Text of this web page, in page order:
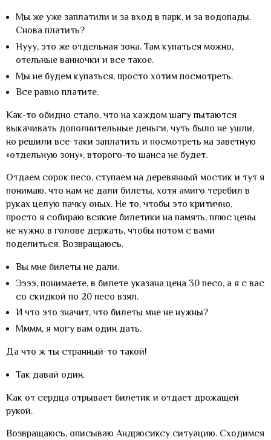
Мы же уже заплатили и за вход в парк, и за водопады.
Снова платить?
Нууу, это же отдельная зона. Там купаться можно,
отельные ванночки и все такое.
Мы не будем купаться, просто хотим посмотреть.
Все равно платите.
Как-то обидно стало, что на каждом шагу пытаются
выкачивать дополнительные деньги, чуть было не ушли,
но решили все-таки заплатить и посмотреть на заветную
«отдельную зону», второго-то шанса не будет.
Отдаем сорок песо, ступаем на деревянный мостик и тут я
понимаю, что нам не дали билеты, хотя амиго теребил в
руках целую пачку оных. Не то, чтобы это критично,
просто я собираю всякие билетики на память, плюс цены
не нужно в голове держать, чтобы потом с вами
поделиться. Возвращаюсь.
Вы мне билеты не дали.
Ээээ, понимаете, в билете указана цена 30 песо, а я с вас
со скидкой по 20 песо взял.
И что это значит, что билеты мне не нужны?
Мммм, я могу вам один дать.
Да что ж ты странный-то такой!
Так давай один.
Как от сердца отрывает билетик и отдает дрожащей
рукой.
Возвращаюсь, описываю Андрюсиксу ситуацию. Сходимся